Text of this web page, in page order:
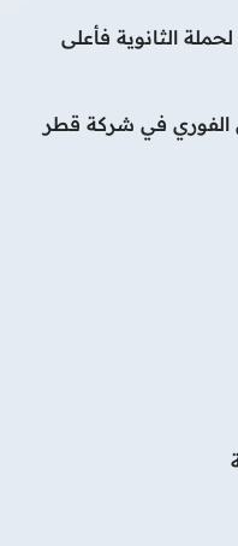
الثانوية فأعلى
الفوري في شركة قطر